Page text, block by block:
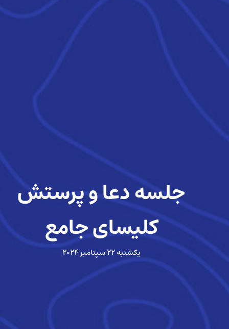
جلسه دعا و پرستش
کلیسای جامع
یکشنبه ۲۲ سپتامبر ۲۰۲۴